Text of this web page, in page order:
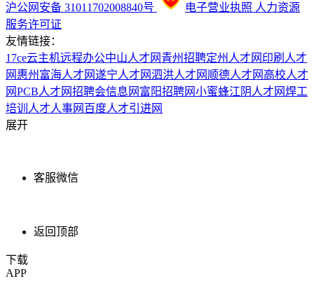
沪公网安备 31011702008840号 电子营业执照 人力资源
服务许可证
友情链接：
17ce云主机远程办公中山人才网 青州招聘定州人才网 印刷人才
网 惠州富海人才网遂宁人才网泗洪人才网 顺德人才网 高校人才
网PCB人才网招聘会信息网 富阳招聘网小蜜蜂江阴人才网焊工
培训 人才人事网 百度人才引进网
展开
客服微信
返回顶部
下载
APP